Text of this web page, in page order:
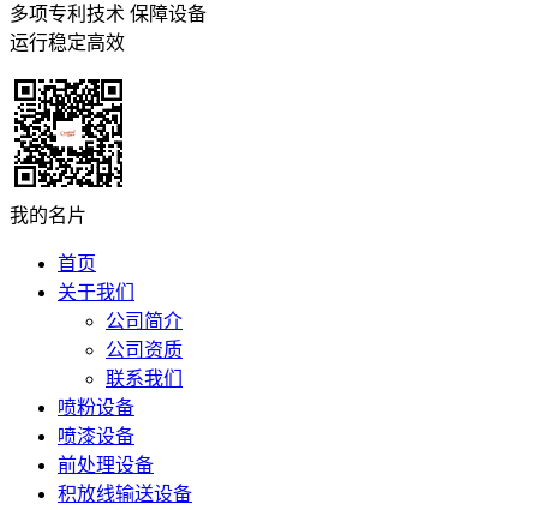
多项专利技术 保障设备
运行稳定高效
我的名片
首页
关于我们
公司简介
公司资质
联系我们
喷粉设备
喷漆设备
前处理设备
积放线输送设备